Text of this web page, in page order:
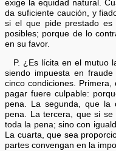
exige la equidad natural.
da suficiente caución, y
si el que pide prestado
posibles; porque de lo
en su favor.
P. ¿Es lícita en el mutuo
siendo impuesta en
cinco condiciones.
pagar fuere culpable:
pena. La segunda, que la
pena. La tercera, que si
toda la pena; sino con
La cuarta, que sea
partes convengan en la